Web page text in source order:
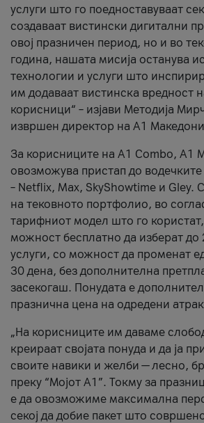
услуги што го поедноставуваат
создаваат вистински дигитални
овој празничен период, но и во
година, нашата мисија останува
технологии и услуги што
им додаваат вистинска вредност
корисници“ – изјави Методија
извршен директор на А1
За корисниците на A1 Combo, А1
овозможува пристап до
– Netflix, Max, SkyShowtime и Gley.
на тековното портфолио, во
тарифниот модел што го
можност бесплатно да изберат до
услуги, со можност да променат
30 дена, без дополнителна
засекогаш. Понудата е
празнична цена на одредени
„На корисниците им даваме
креираат својата понуда и да ја
своите навики и желби — лесно,
преку “Мојот А1”. Токму за
е да овозможиме максимална
секој да добие пакет што